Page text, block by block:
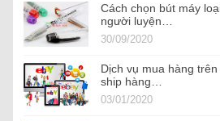
Cách chọn bút máy
người luyện…
30/09/2020
Dịch vụ mua hàng
ship hàng…
03/01/2020